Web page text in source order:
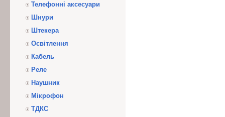
Телефонні аксесуари
Шнури
Штекера
Освітлення
Кабель
Реле
Наушник
Мікрофон
ТДКС